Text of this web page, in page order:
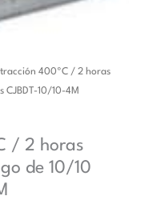
400ºC / 2 horas
CJBDT-10/10-4M
/ 2 horas
de 10/10
€.